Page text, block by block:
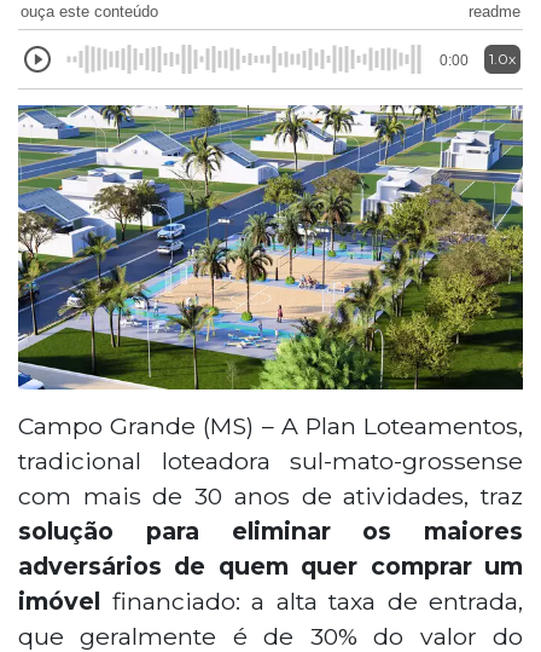
ouça este conteúdo readme
0:00 1.0x
Campo Grande (MS) – A Plan Loteamentos,
tradicional loteadora sul-mato-grossense
com mais de 30 anos de atividades, traz
solução para eliminar os maiores
adversários de quem quer comprar um
imóvel financiado: a alta taxa de entrada,
que geralmente é de 30% do valor do